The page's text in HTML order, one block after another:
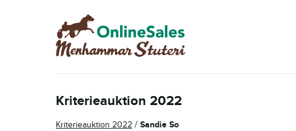
Hoppa
till
navigering
Hoppa
till
innehåll
Kriterieauktion 2022
Kriterieauktion 2022 / Sandie So